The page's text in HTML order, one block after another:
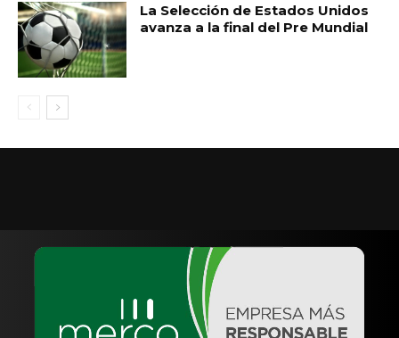
La Selección de Estados Unidos
avanza a la final del Pre Mundial